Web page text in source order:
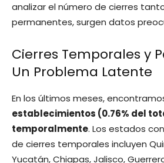
analizar el número de cierres
permanentes, surgen datos
Cierres Temporales y
Un Problema Latente
En los últimos meses,
establecimientos (0.76% del
temporalmente. Los estados
de cierres temporales incluyen
Yucatán, Chiapas, Jalisco,